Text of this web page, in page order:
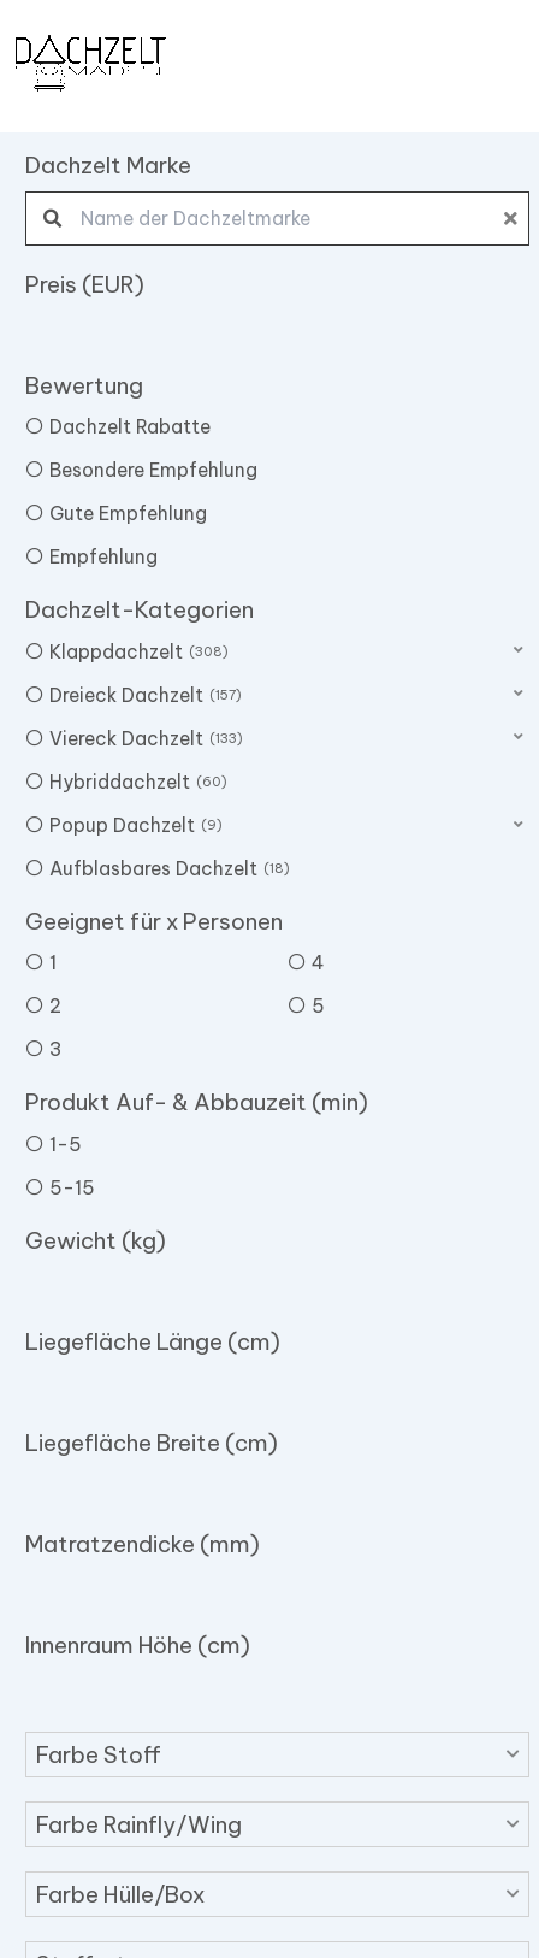
Inhalt
springen
Dachzelt Marke
Search products:
Preis (EUR)
Bewertung
Dachzelt Rabatte
Besondere Empfehlung
Gute Empfehlung
Empfehlung
Dachzelt-Kategorien
Klappdachzelt 308
Dreieck Dachzelt 157
Viereck Dachzelt 133
Hybriddachzelt 60
Popup Dachzelt 9
Aufblasbares Dachzelt 18
Geeignet für x Personen
1
2
3
4
5
Produkt Auf- & Abbauzeit (min)
1-5
5-15
Gewicht (kg)
Liegefläche Länge (cm)
Liegefläche Breite (cm)
Matratzendicke (mm)
Innenraum Höhe (cm)
Farbe Stoff
Farbe Rainfly/Wing
Farbe Hülle/Box